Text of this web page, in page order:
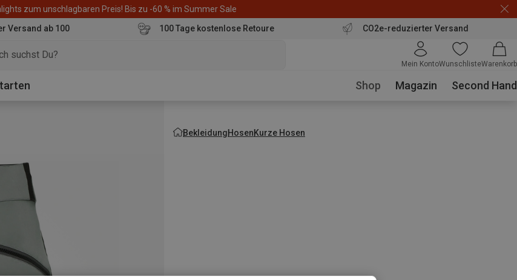
zum unschlagbaren Preis! Bis zu -60 % im Summer Sale
Versand ab 100
100 Tage kostenlose Retoure CO2e-reduzierter Versand
Mein KontoWunschlisteWarenkorb
Shop Magazin Second Hand
BekleidungHosenKurze Hosen